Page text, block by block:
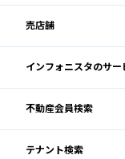
売店舗
インフォニスタのサー
不動産会員検索
テナント検索